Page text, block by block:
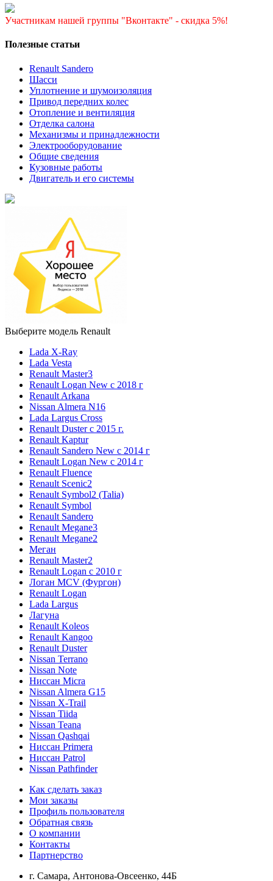
Участникам нашей группы "Вконтакте" - скидка 5%!
Полезные статьи
Renault Sandero
Шасси
Уплотнение и шумоизоляция
Привод передних колес
Отопление и вентиляция
Отделка салона
Механизмы и принадлежности
Электрооборудование
Общие сведения
Кузовные работы
Двигатель и его системы
Выберите модель Renault
Lada X-Ray
Lada Vesta
Renault Master3
Renault Logan New с 2018 г
Renault Arkana
Nissan Almera N16
Lada Largus Cross
Renault Duster с 2015 г.
Renault Kaptur
Renault Sandero New с 2014 г
Renault Logan New с 2014 г
Renault Fluence
Renault Scenic2
Renault Symbol2 (Talia)
Renault Symbol
Renault Sandero
Renault Megane3
Renault Megane2
Меган
Renault Master2
Renault Logan c 2010 г
Логан МСV (Фургон)
Renault Logan
Lada Largus
Лагуна
Renault Koleos
Renault Kangoo
Renault Duster
Nissan Terrano
Nissan Note
Ниссан Micra
Nissan Almera G15
Nissan X-Trail
Nissan Tiida
Nissan Teana
Nissan Qashqai
Ниссан Primera
Ниссан Patrol
Nissan Pathfinder
Как сделать заказ
Мои заказы
Профиль пользователя
Обратная связь
О компании
Контакты
Партнерство
г. Самара, Антонова-Овсеенко, 44Б